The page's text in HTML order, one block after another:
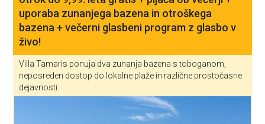
uporaba zunanjega bazena in otroškega
bazena + večerni glasbeni program z glasbo v
živo!
Villa Tamaris ponuja dva zunanja bazena s toboganom,
neposreden dostop do lokalne plaže in različne prostočasne
dejavnosti.